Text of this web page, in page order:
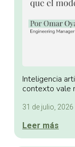
Inteligencia
contexto vale
31 de julio, 2026
Leer más